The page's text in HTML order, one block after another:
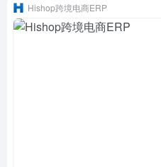
Hishop跨境电商ERP